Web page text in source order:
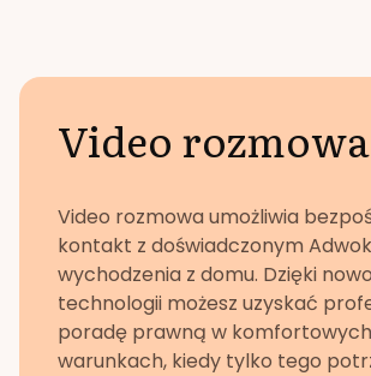
Video rozmowa
Video rozmowa umożliwia
kontakt z doświadczonym
wychodzenia z domu. Dzięki
technologii możesz uzyskać
poradę prawną w komfortowych
warunkach, kiedy tylko tego